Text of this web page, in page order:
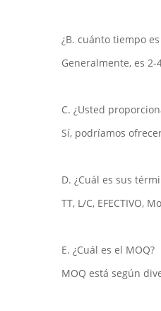
¿B. cuánto tiempo
Generalmente, es
C. ¿Usted
Sí, podríamos
D. ¿Cuál es sus
TT, L/C, EFECTIVO,
E. ¿Cuál es el MOQ?
MOQ está según